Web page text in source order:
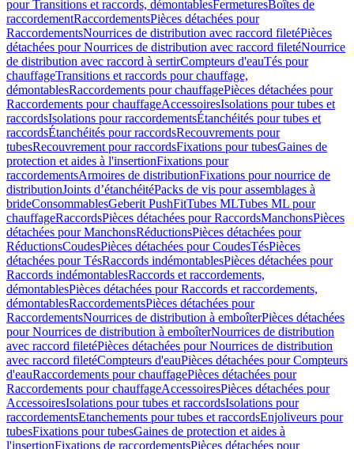
pour Transitions et raccords, démontablesFermeturesBoîtes de
raccordementRaccordementsPièces détachées pour
RaccordementsNourrices de distribution avec raccord filetéPièces
détachées pour Nourrices de distribution avec raccord filetéNourrice
de distribution avec raccord à sertirCompteurs d'eauTés pour
chauffageTransitions et raccords pour chauffage,
démontablesRaccordements pour chauffagePièces détachées pour
Raccordements pour chauffageAccessoiresIsolations pour tubes et
raccordsIsolations pour raccordementsÉtanchéités pour tubes et
raccordsÉtanchéités pour raccordsRecouvrements pour
tubesRecouvrement pour raccordsFixations pour tubesGaines de
protection et aides à l'insertionFixations pour
raccordementsArmoires de distributionFixations pour nourrice de
distributionJoints d’étanchéitéPacks de vis pour assemblages à
brideConsommablesGeberit PushFitTubes MLTubes ML pour
chauffageRaccordsPièces détachées pour RaccordsManchonsPièces
détachées pour ManchonsRéductionsPièces détachées pour
RéductionsCoudesPièces détachées pour CoudesTésPièces
détachées pour TésRaccords indémontablesPièces détachées pour
Raccords indémontablesRaccords et raccordements,
démontablesPièces détachées pour Raccords et raccordements,
démontablesRaccordementsPièces détachées pour
RaccordementsNourrices de distribution à emboîterPièces détachées
pour Nourrices de distribution à emboîterNourrices de distribution
avec raccord filetéPièces détachées pour Nourrices de distribution
avec raccord filetéCompteurs d'eauPièces détachées pour Compteurs
d'eauRaccordements pour chauffagePièces détachées pour
Raccordements pour chauffageAccessoiresPièces détachées pour
AccessoiresIsolations pour tubes et raccordsIsolations pour
raccordementsEtanchements pour tubes et raccordsEnjoliveurs pour
tubesFixations pour tubesGaines de protection et aides à
l'insertionFixations de raccordementsPièces détachées pour